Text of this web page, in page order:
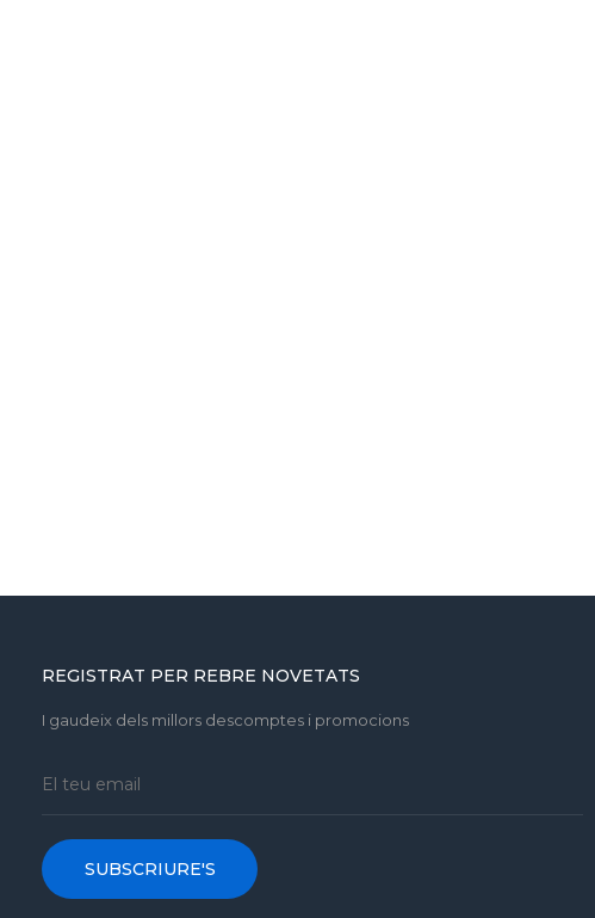
REGISTRAT PER REBRE NOVETATS
I gaudeix dels millors descomptes i promocions
SUBSCRIURE'S